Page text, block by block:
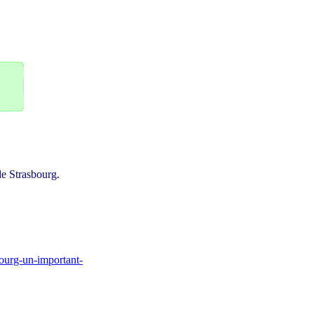
Strasbourg.
un-important-